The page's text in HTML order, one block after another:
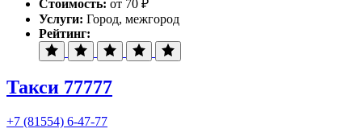
Стоимость: от 70 ₽
Услуги: Город, межгород
Рейтинг:
Такси 77777
+7 (81554) 6-47-77